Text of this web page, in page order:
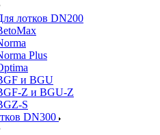
лотков DN200
Plus
и BGU
Z и BGU-Z
S
DN300